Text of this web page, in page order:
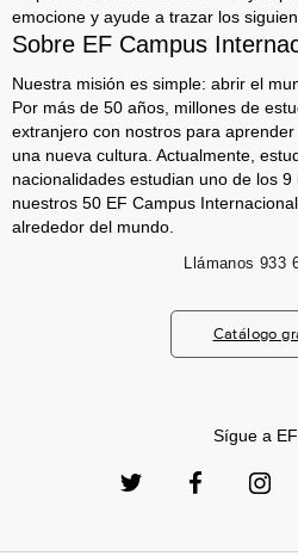
emocione y ayude a trazar los
Sobre EF Campus
Nuestra misión es simple: abrir el
Por más de 50 años, millones de
extranjero con nostros para
una nueva cultura. Actualmente,
nacionalidades estudian uno de los
nuestros 50 EF Campus
alrededor del mundo.
Llámanos 933
Catálogo
Sígue a